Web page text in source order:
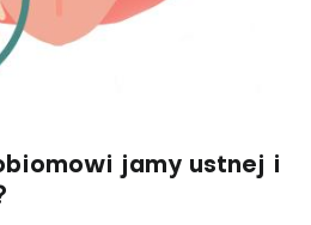
jamy ustnej i